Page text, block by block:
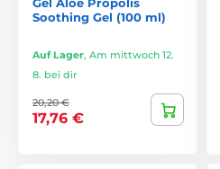
Soothing Gel (100 ml)
Auf Lager, Am mittwoch 12.
8. bei dir
20,20 €
17,76 €